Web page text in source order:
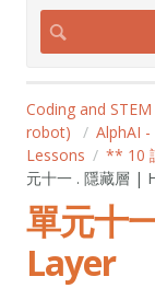
Coding and STEM
robot)
AlphAI
Lessons
** 10
元十一 . 隱藏層 |
單元十
Layer